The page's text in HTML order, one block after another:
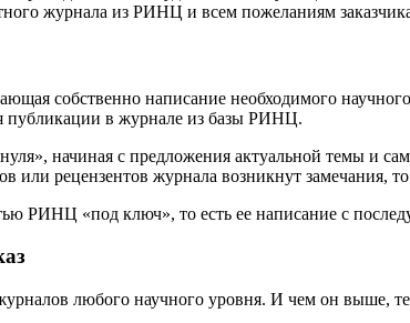
журнала из РИНЦ и всем пожеланиям
собственно написание необходимого
публикации в журнале из базы РИНЦ.
начиная с предложения актуальной темы и
рецензентов журнала возникнут замечания,
РИНЦ «под ключ», то есть ее написание с
любого научного уровня. И чем он выше,